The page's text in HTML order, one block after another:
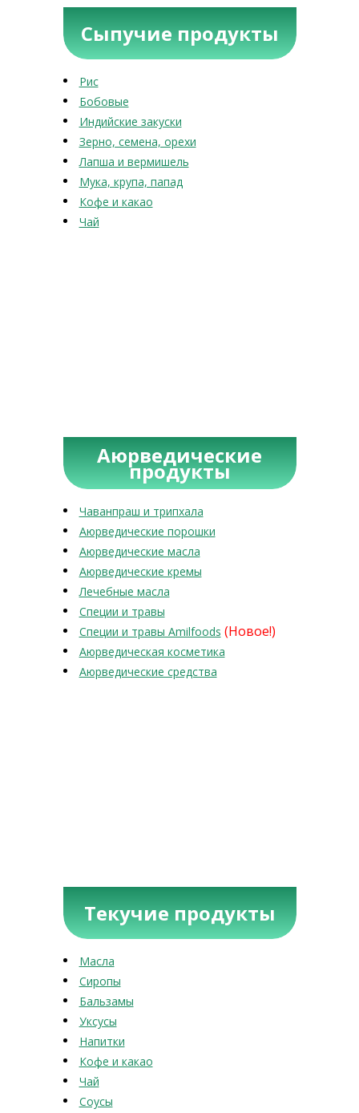
Сыпучие продукты
Рис
Бобовые
Индийские закуски
Зерно, семена, орехи
Лапша и вермишель
Мука, крупа, папад
Кофе и какао
Чай
Аюрведические
продукты
Чаванпраш и трипхала
Аюрведические порошки
Аюрведические масла
Аюрведические кремы
Лечебные масла
Специи и травы
Специи и травы Amilfoods (Новое!)
Аюрведическая косметика
Аюрведические средства
Текучие продукты
Масла
Сиропы
Бальзамы
Уксусы
Напитки
Кофе и какао
Чай
Соусы